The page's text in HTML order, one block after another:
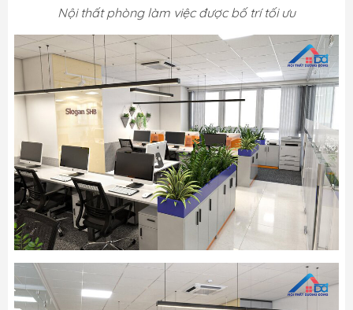
Nội thất phòng làm việc được bố trí tối ưu